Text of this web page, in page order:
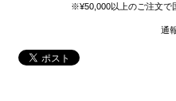
※¥50,000以上のご注文で
通